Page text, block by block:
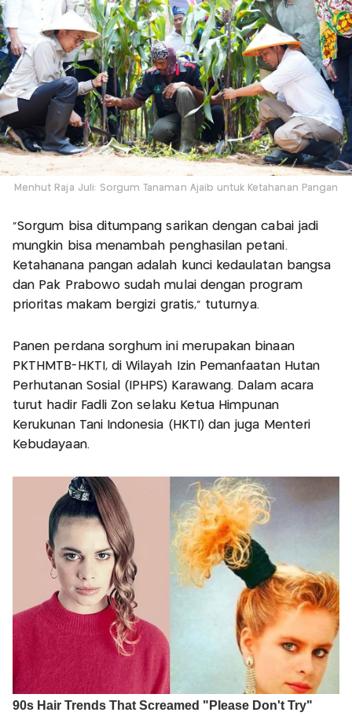
Menhut Raja Juli: Sorgum Tanaman Ajaib untuk Ketahanan Pangan
"Sorgum bisa ditumpang sarikan dengan cabai jadi
mungkin bisa menambah penghasilan petani.
Ketahanana pangan adalah kunci kedaulatan bangsa
dan Pak Prabowo sudah mulai dengan program
prioritas makam bergizi gratis," tuturnya.
Panen perdana sorghum ini merupakan binaan
PKTHMTB-HKTI, di Wilayah Izin Pemanfaatan Hutan
Perhutanan Sosial (IPHPS) Karawang. Dalam acara
turut hadir Fadli Zon selaku Ketua Himpunan
Kerukunan Tani Indonesia (HKTI) dan juga Menteri
Kebudayaan.